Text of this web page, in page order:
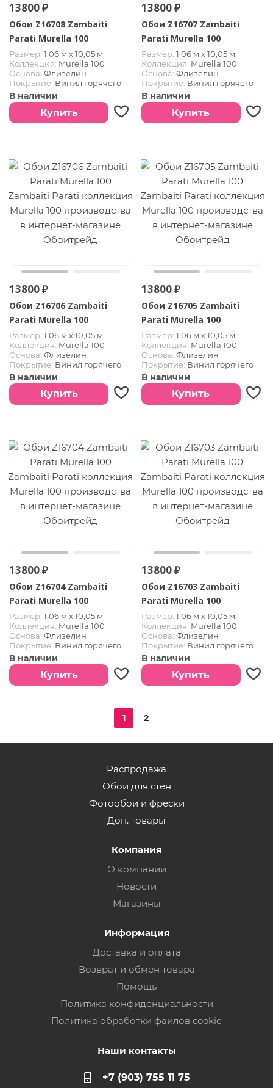
13800 ₽
Обои Z16708 Zambaiti
Parati Murella 100
Размер: 1.06 м х 10,05 м
Коллекция: Murella 100
Основа: Флизелин
Покрытие: Винил горячего
тиснения
В наличии
Купить
13800 ₽
Обои Z16707 Zambaiti
Parati Murella 100
Размер: 1.06 м х 10,05 м
Коллекция: Murella 100
Основа: Флизелин
Покрытие: Винил горячего
тиснения
В наличии
Купить
13800 ₽
Обои Z16706 Zambaiti
Parati Murella 100
Размер: 1.06 м х 10,05 м
Коллекция: Murella 100
Основа: Флизелин
Покрытие: Винил горячего
тиснения
В наличии
Купить
13800 ₽
Обои Z16705 Zambaiti
Parati Murella 100
Размер: 1.06 м х 10,05 м
Коллекция: Murella 100
Основа: Флизелин
Покрытие: Винил горячего
тиснения
В наличии
Купить
13800 ₽
Обои Z16704 Zambaiti
Parati Murella 100
Размер: 1.06 м х 10,05 м
Коллекция: Murella 100
Основа: Флизелин
Покрытие: Винил горячего
тиснения
В наличии
Купить
13800 ₽
Обои Z16703 Zambaiti
Parati Murella 100
Размер: 1.06 м х 10,05 м
Коллекция: Murella 100
Основа: Флизелин
Покрытие: Винил горячего
тиснения
В наличии
Купить
1 2
Распродажа
Обои для стен
Фотообои и фрески
Доп. товары
Компания
О компании
Новости
Магазины
Информация
Доставка и оплата
Возврат и обмен товара
Помощь
Политика конфиденциальности
Политика обработки файлов cookie
Наши контакты
+7 (903) 755 11 75